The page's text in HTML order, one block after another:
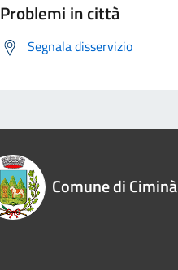
Problemi in città
Segnala disservizio
Comune di Ciminà